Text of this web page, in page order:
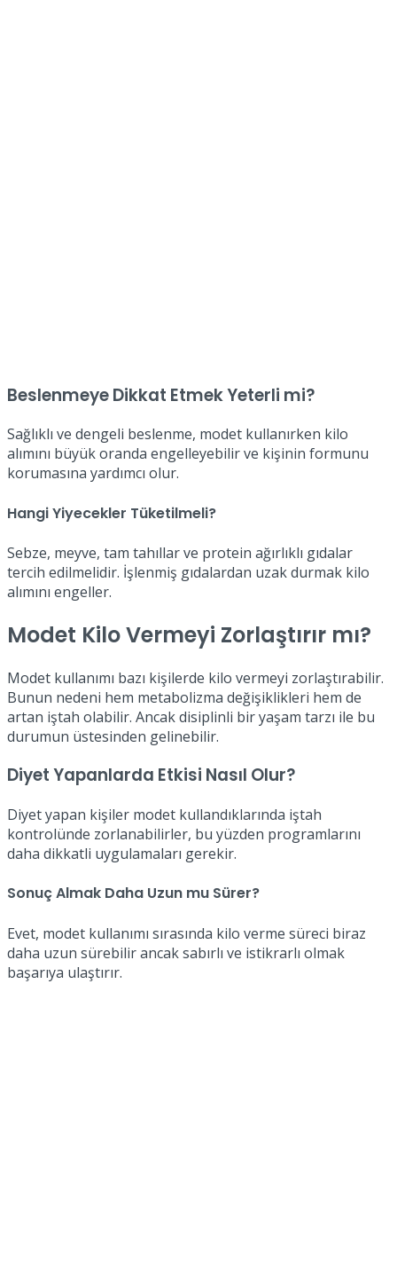
Beslenmeye Dikkat Etmek Yeterli mi?
Sağlıklı ve dengeli beslenme, modet kullanırken kilo
alımını büyük oranda engelleyebilir ve kişinin formunu
korumasına yardımcı olur.
Hangi Yiyecekler Tüketilmeli?
Sebze, meyve, tam tahıllar ve protein ağırlıklı gıdalar
tercih edilmelidir. İşlenmiş gıdalardan uzak durmak kilo
alımını engeller.
Modet Kilo Vermeyi Zorlaştırır mı?
Modet kullanımı bazı kişilerde kilo vermeyi zorlaştırabilir.
Bunun nedeni hem metabolizma değişiklikleri hem de
artan iştah olabilir. Ancak disiplinli bir yaşam tarzı ile bu
durumun üstesinden gelinebilir.
Diyet Yapanlarda Etkisi Nasıl Olur?
Diyet yapan kişiler modet kullandıklarında iştah
kontrolünde zorlanabilirler, bu yüzden programlarını
daha dikkatli uygulamaları gerekir.
Sonuç Almak Daha Uzun mu Sürer?
Evet, modet kullanımı sırasında kilo verme süreci biraz
daha uzun sürebilir ancak sabırlı ve istikrarlı olmak
başarıya ulaştırır.